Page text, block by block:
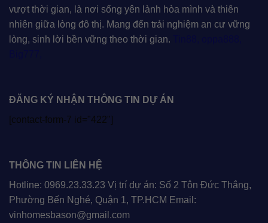
vượt thời gian, là nơi sống yên lành hòa mình và thiên
nhiên giữa lòng đô thị. Mang đến trải nghiệm an cư vững
lòng, sinh lời bền vững theo thời gian.
ĐĂNG KÝ NHẬN THÔNG TIN DỰ ÁN
[contact-form-7 id="422"]
THÔNG TIN LIÊN HỆ
Hotline: 0969.23.33.23 Vị trí dự án: Số 2 Tôn Đức Thắng,
Phường Bến Nghé, Quận 1, TP.HCM Email:
vinhomesbason@gmail.com